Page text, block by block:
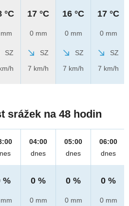
°C
SZ
h
17 °C
0 mm
SZ
7 km/h
16 °C
0 mm
SZ
7 km/h
17 °C
0 mm
SZ
7 km/h
srážek na 48 hodin
%
04:00
dnes
0 %
0 mm
05:00
dnes
0 %
0 mm
06:00
dnes
0 %
0 mm